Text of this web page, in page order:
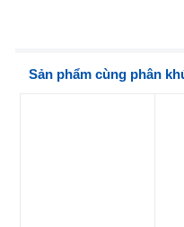
Sản phẩm cùng phân